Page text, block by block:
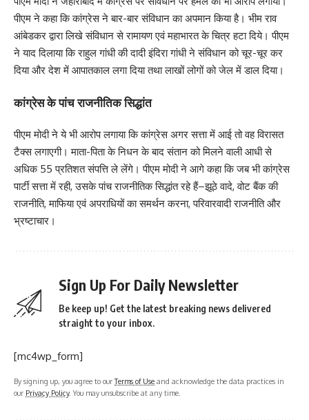
पीएम ने कहा कि कांग्रेस ने बार-बार संविधान का अपमान किया है। भीम राव
आंबेडकर द्वारा लिखे संविधान से रामायण एवं महाभारत के चित्र हटा दिये। पीएम
ने याद दिलाया कि राहुल गांधी की दादी इंदिरा गांधी ने संविधान को चूर-चूर कर
दिया और देश में आपातकाल लगा दिया तथा लाखों लोगों को जेल में डाल दिया।
कांग्रेस के पांच राजनीतिक सिद्धांत
पीएम मोदी ने ये भी आरोप लगाया कि कांग्रेस अगर सत्ता में आई तो वह विरासत
टैक्स लगाएगी। माता-पिता के निधन के बाद संतान को मिलने वाली आधी से
अधिक 55 प्रतिशत संपत्ति ले लेंगे। पीएम मोदी ने आगे कहा कि जब भी कांग्रेस
पार्टी सत्ता में रही, उसके पांच राजनीतिक सिद्धांत रहे हैं–झूठे वादे, वोट बैंक की
राजनीति, माफिया एवं अपराधियों का समर्थन करना, परिवारवादी राजनीति और
भ्रष्टाचार।
Sign Up For Daily Newsletter
Be keep up! Get the latest breaking news delivered
straight to your inbox.
[mc4wp_form]
By signing up, you agree to ourTerms of Use and acknowledge the data practices in
our Privacy Policy. You may unsubscribe at any time.